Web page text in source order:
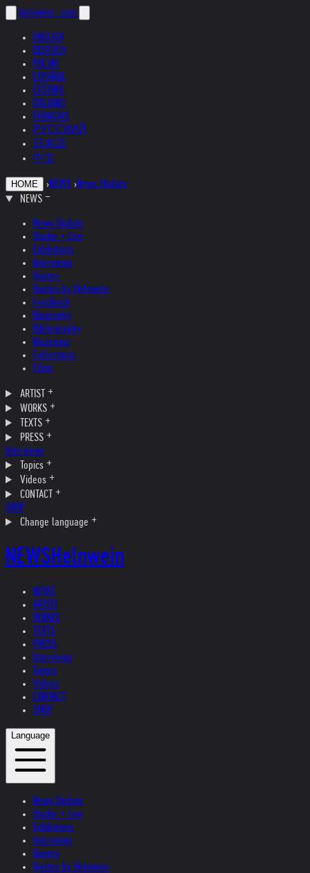
helnwein .com
ENGLISH
DEUTSCH
POLSKI
ESPAÑOL
ČEŠTINA
ITALIANO
FRANÇAIS
РУССКИЙ
日本語
中文
HOME ›NEWS ›News Update
NEWS
News Update
Studio + Live
Exhibitions
Interviews
Quotes
Quotes by Helnwein
Feedback
Biography
Bibliography
Museums
Collections
Films
ARTIST
WORKS
TEXTS
PRESS
Interviews
Topics
Videos
CONTACT
SHOP
Change language
NEWSHelnwein
NEWS
ARTIST
WORKS
TEXTS
PRESS
Interviews
Topics
Videos
CONTACT
SHOP
Language
News Update
Studio + Live
Exhibitions
Interviews
Quotes
Quotes by Helnwein